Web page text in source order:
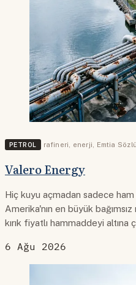
PETROL rafineri enerji Emtia
Valero Energy
Hiç kuyu açmadan sadece
Amerika'nın en büyük
kırık fiyatlı hammaddeyi altına
6 Ağu 2026